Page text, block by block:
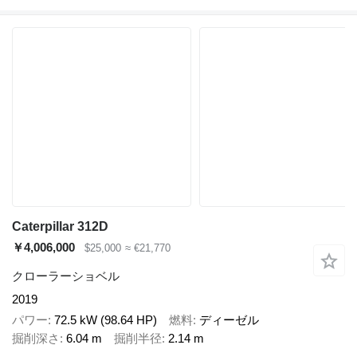
Caterpillar 312D
￥4,006,000
$25,000 ≈ €21,770
クローラーショベル
2019
パワー 72.5 kW (98.64 HP) 燃料 ディーゼル
掘削深さ
6.04 m 掘削半径 2.14 m